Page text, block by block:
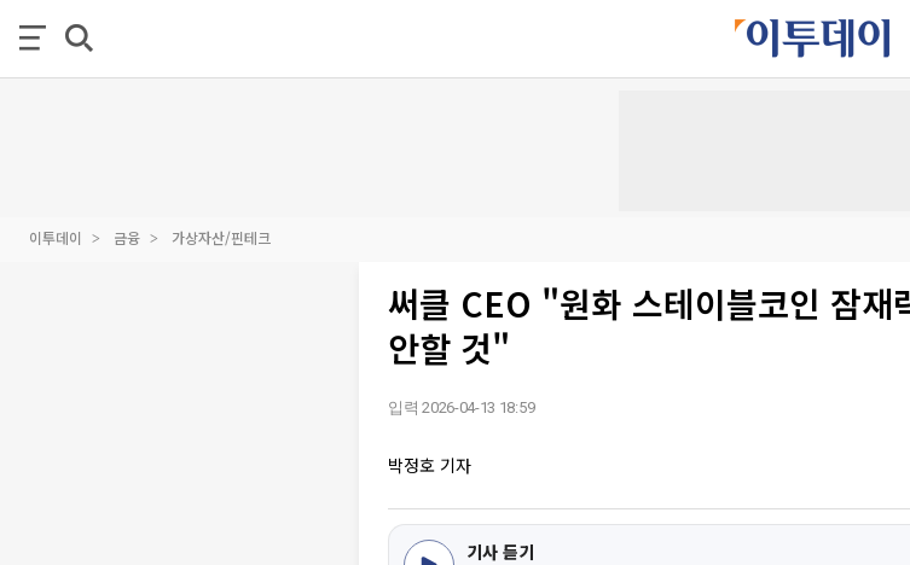
이투데이 금융 가상자산/핀테크
써클 CEO "원화 스테이블코인 잠
안할 것"
입력 2026-04-13 18:59
박정호 기자
기사 듣기